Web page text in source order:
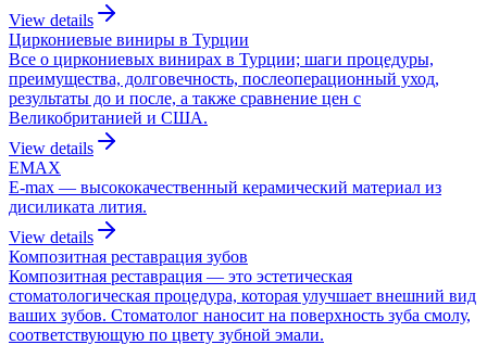
View details
Циркониевые виниры в Турции
Все о циркониевых винирах в Турции; шаги процедуры,
преимущества, долговечность, послеоперационный уход,
результаты до и после, а также сравнение цен с
Великобританией и США.
View details
EMAX
E-max — высококачественный керамический материал из
дисиликата лития.
View details
Композитная реставрация зубов
Композитная реставрация — это эстетическая
стоматологическая процедура, которая улучшает внешний вид
ваших зубов. Стоматолог наносит на поверхность зуба смолу,
соответствующую по цвету зубной эмали.